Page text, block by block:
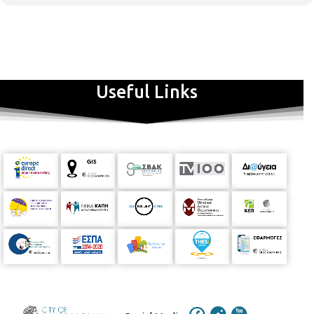
φαντασία και τον συναισθηματικό τους κόσμο.
Αυγούστου, 11:00-12:30, το πρωί Για φαντάσου… Να
εξερευνούσαμε τον Πλανήτη Άρη!
Ένα μαγικό ταξίδι στον
κατάκτηση του κόκκινου πλανήτη. Στο πρόγραμμα αυτό τα
παιδιά θα ανακαλύψουν τις συνθήκες του γειτονικού μας
πλανήτη, την επιστημονική διερεύνηση αυτών και θα
αναρωτηθούν για το πώς θα μπορούσαμε να επιβιώσουμε εκεί!
Με την νηπιαγωγό
Πολυμενέα Έλλη
Για παιδιά από 5 ετών και
πάνω. Με προεγγραφήΚαθ’ όλη τη διάρκεια του καλοκαιριού,
οι Βιβλιοθήκες συντονίζουν τις δράσεις τους στην ιστοσελίδα
network.nlg.gr και μοιράζονται τις ερευνητικές τους εμπειρίες
προεγγραφή (τηλεφωνική ή με την παρουσία σας). Οι θέσεις
Useful Links